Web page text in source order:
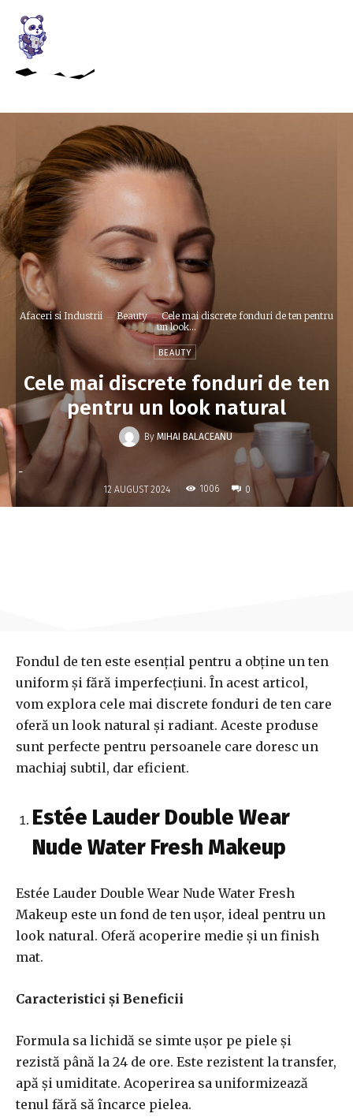
Afaceri si Industrii Beauty
Cele mai discrete fonduri de ten pentru
un look...
BEAUTY
Cele mai discrete fonduri de ten
pentru un look natural
By MIHAI BALACEANU
-
12 AUGUST 2024 1006 0
Fondul de ten este esențial pentru a obține un ten
uniform și fără imperfecțiuni. În acest articol,
vom explora cele mai discrete fonduri de ten care
oferă un look natural și radiant. Aceste produse
sunt perfecte pentru persoanele care doresc un
machiaj subtil, dar eficient.
Estée Lauder Double Wear
Nude Water Fresh Makeup
Estée Lauder Double Wear Nude Water Fresh
Makeup este un fond de ten ușor, ideal pentru un
look natural. Oferă acoperire medie și un finish
mat.
Caracteristici și Beneficii
Formula sa lichidă se simte ușor pe piele și
rezistă până la 24 de ore. Este rezistent la transfer,
apă și umiditate. Acoperirea sa uniformizează
tenul fără să încarce pielea.